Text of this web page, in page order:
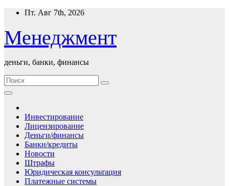
Перейти
содержимому
Пт. Авг 7th, 2026
Менеджмент
деньги, банки, финансы
Инвестирование
Лицензирование
Деньги/финансы
Банки/кредиты
Новости
Штрафы
Юридическая консультация
Платежные системы